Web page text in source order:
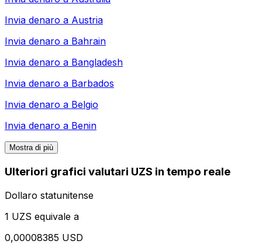
Invia denaro a Austria
Invia denaro a Bahrain
Invia denaro a Bangladesh
Invia denaro a Barbados
Invia denaro a Belgio
Invia denaro a Benin
Mostra di più
Ulteriori grafici valutari UZS in tempo reale
Dollaro statunitense
1 UZS equivale a
0,00008385 USD